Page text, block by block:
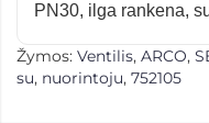
PN30, ilga rankena,
Žymos: Ventilis, ARCO,
su, nuorintoju, 752105